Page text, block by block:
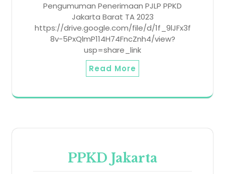
Pengumuman Penerimaan PJLP PPKD
Jakarta Barat TA 2023
https://drive.google.com/file/d/1f_9lJFx3f
8v-5PxQlmP114H74FncZnh4/view?
usp=share_link
Read More
PPKD Jakarta